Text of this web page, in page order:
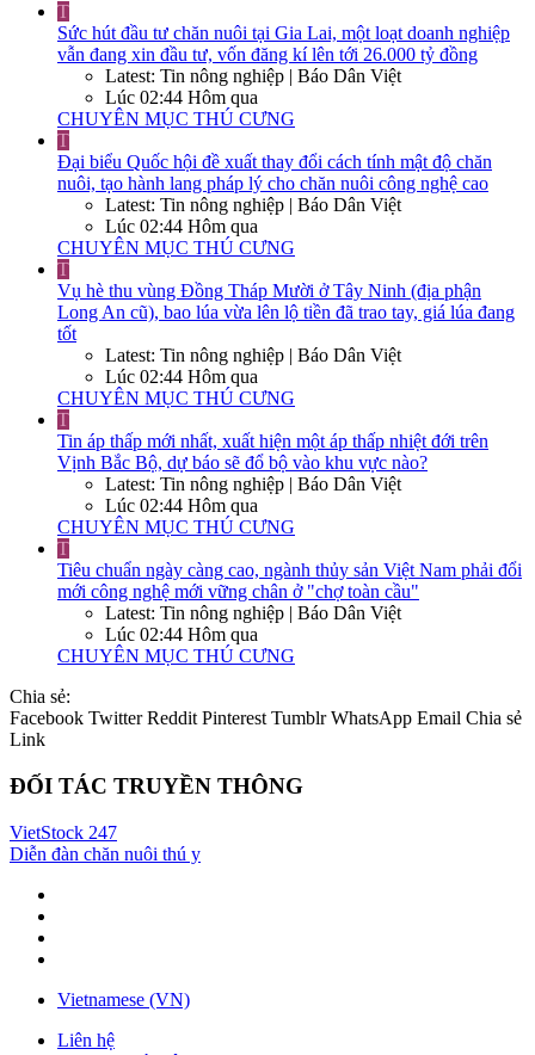
T
Sức hút đầu tư chăn nuôi tại Gia Lai, một loạt doanh nghiệp
vẫn đang xin đầu tư, vốn đăng kí lên tới 26.000 tỷ đồng
Latest: Tin nông nghiệp | Báo Dân Việt
Lúc 02:44 Hôm qua
CHUYÊN MỤC THÚ CƯNG
T
Đại biểu Quốc hội đề xuất thay đổi cách tính mật độ chăn
nuôi, tạo hành lang pháp lý cho chăn nuôi công nghệ cao
Latest: Tin nông nghiệp | Báo Dân Việt
Lúc 02:44 Hôm qua
CHUYÊN MỤC THÚ CƯNG
T
Vụ hè thu vùng Đồng Tháp Mười ở Tây Ninh (địa phận
Long An cũ), bao lúa vừa lên lộ tiền đã trao tay, giá lúa đang
tốt
Latest: Tin nông nghiệp | Báo Dân Việt
Lúc 02:44 Hôm qua
CHUYÊN MỤC THÚ CƯNG
T
Tin áp thấp mới nhất, xuất hiện một áp thấp nhiệt đới trên
Vịnh Bắc Bộ, dự báo sẽ đổ bộ vào khu vực nào?
Latest: Tin nông nghiệp | Báo Dân Việt
Lúc 02:44 Hôm qua
CHUYÊN MỤC THÚ CƯNG
T
Tiêu chuẩn ngày càng cao, ngành thủy sản Việt Nam phải đổi
mới công nghệ mới vững chân ở "chợ toàn cầu"
Latest: Tin nông nghiệp | Báo Dân Việt
Lúc 02:44 Hôm qua
CHUYÊN MỤC THÚ CƯNG
Chia sẻ:
Facebook Twitter Reddit Pinterest Tumblr WhatsApp Email Chia sẻ
Link
ĐỐI TÁC TRUYỀN THÔNG
VietStock 247
Diễn đàn chăn nuôi thú y
Vietnamese (VN)
Liên hệ